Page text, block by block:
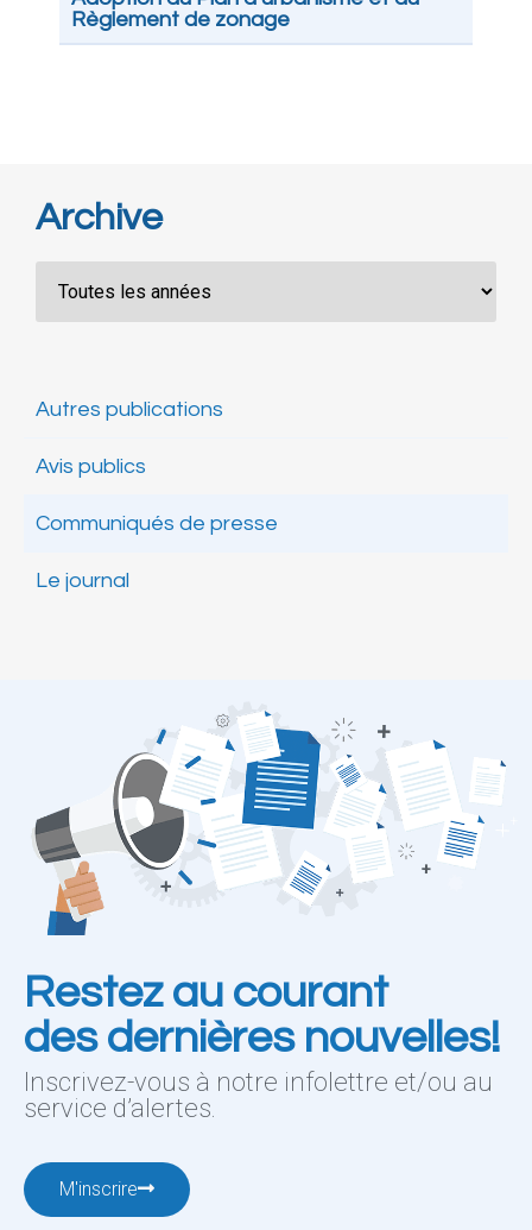
Règlement de zonage
Archive
Autres publications
Avis publics
Communiqués de presse
Le journal
Restez au courant
des dernières nouvelles!
Inscrivez-vous à notre infolettre et/ou au
service d’alertes.
M'inscrire